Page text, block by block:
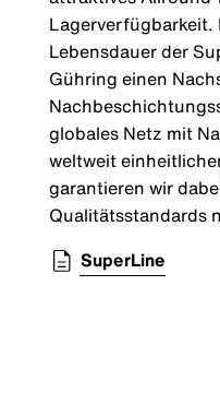
Lagerverfügbarkeit.
Lebensdauer der
Gühring einen
globales Netz mit
weltweit
garantieren wir
Qualitätsstandards
SuperLine